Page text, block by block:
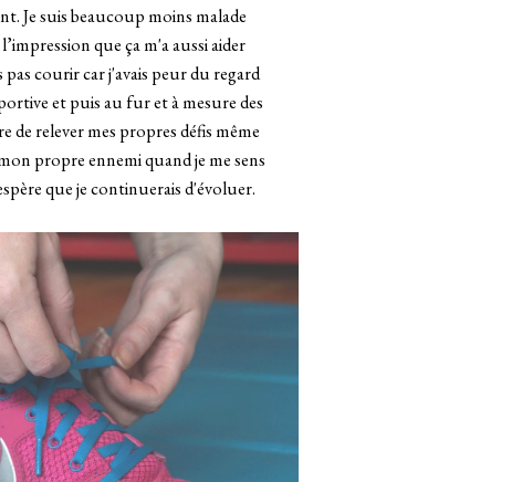
Je suis beaucoup moins malade
que ça m'a aussi aider
courir car j'avais peur du regard
et puis au fur et à mesure des
de relever mes propres défis même
propre ennemi quand je me sens
que je continuerais d'évoluer.